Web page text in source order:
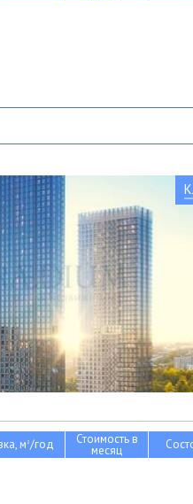
м2/год Стоимость в
месяц